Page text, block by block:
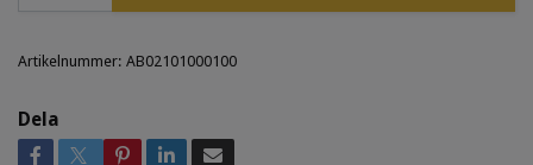
Artikelnummer: AB02101000100
Dela